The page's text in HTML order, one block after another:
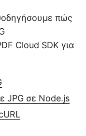
πώς
Cloud SDK για
JPG σε Node.js